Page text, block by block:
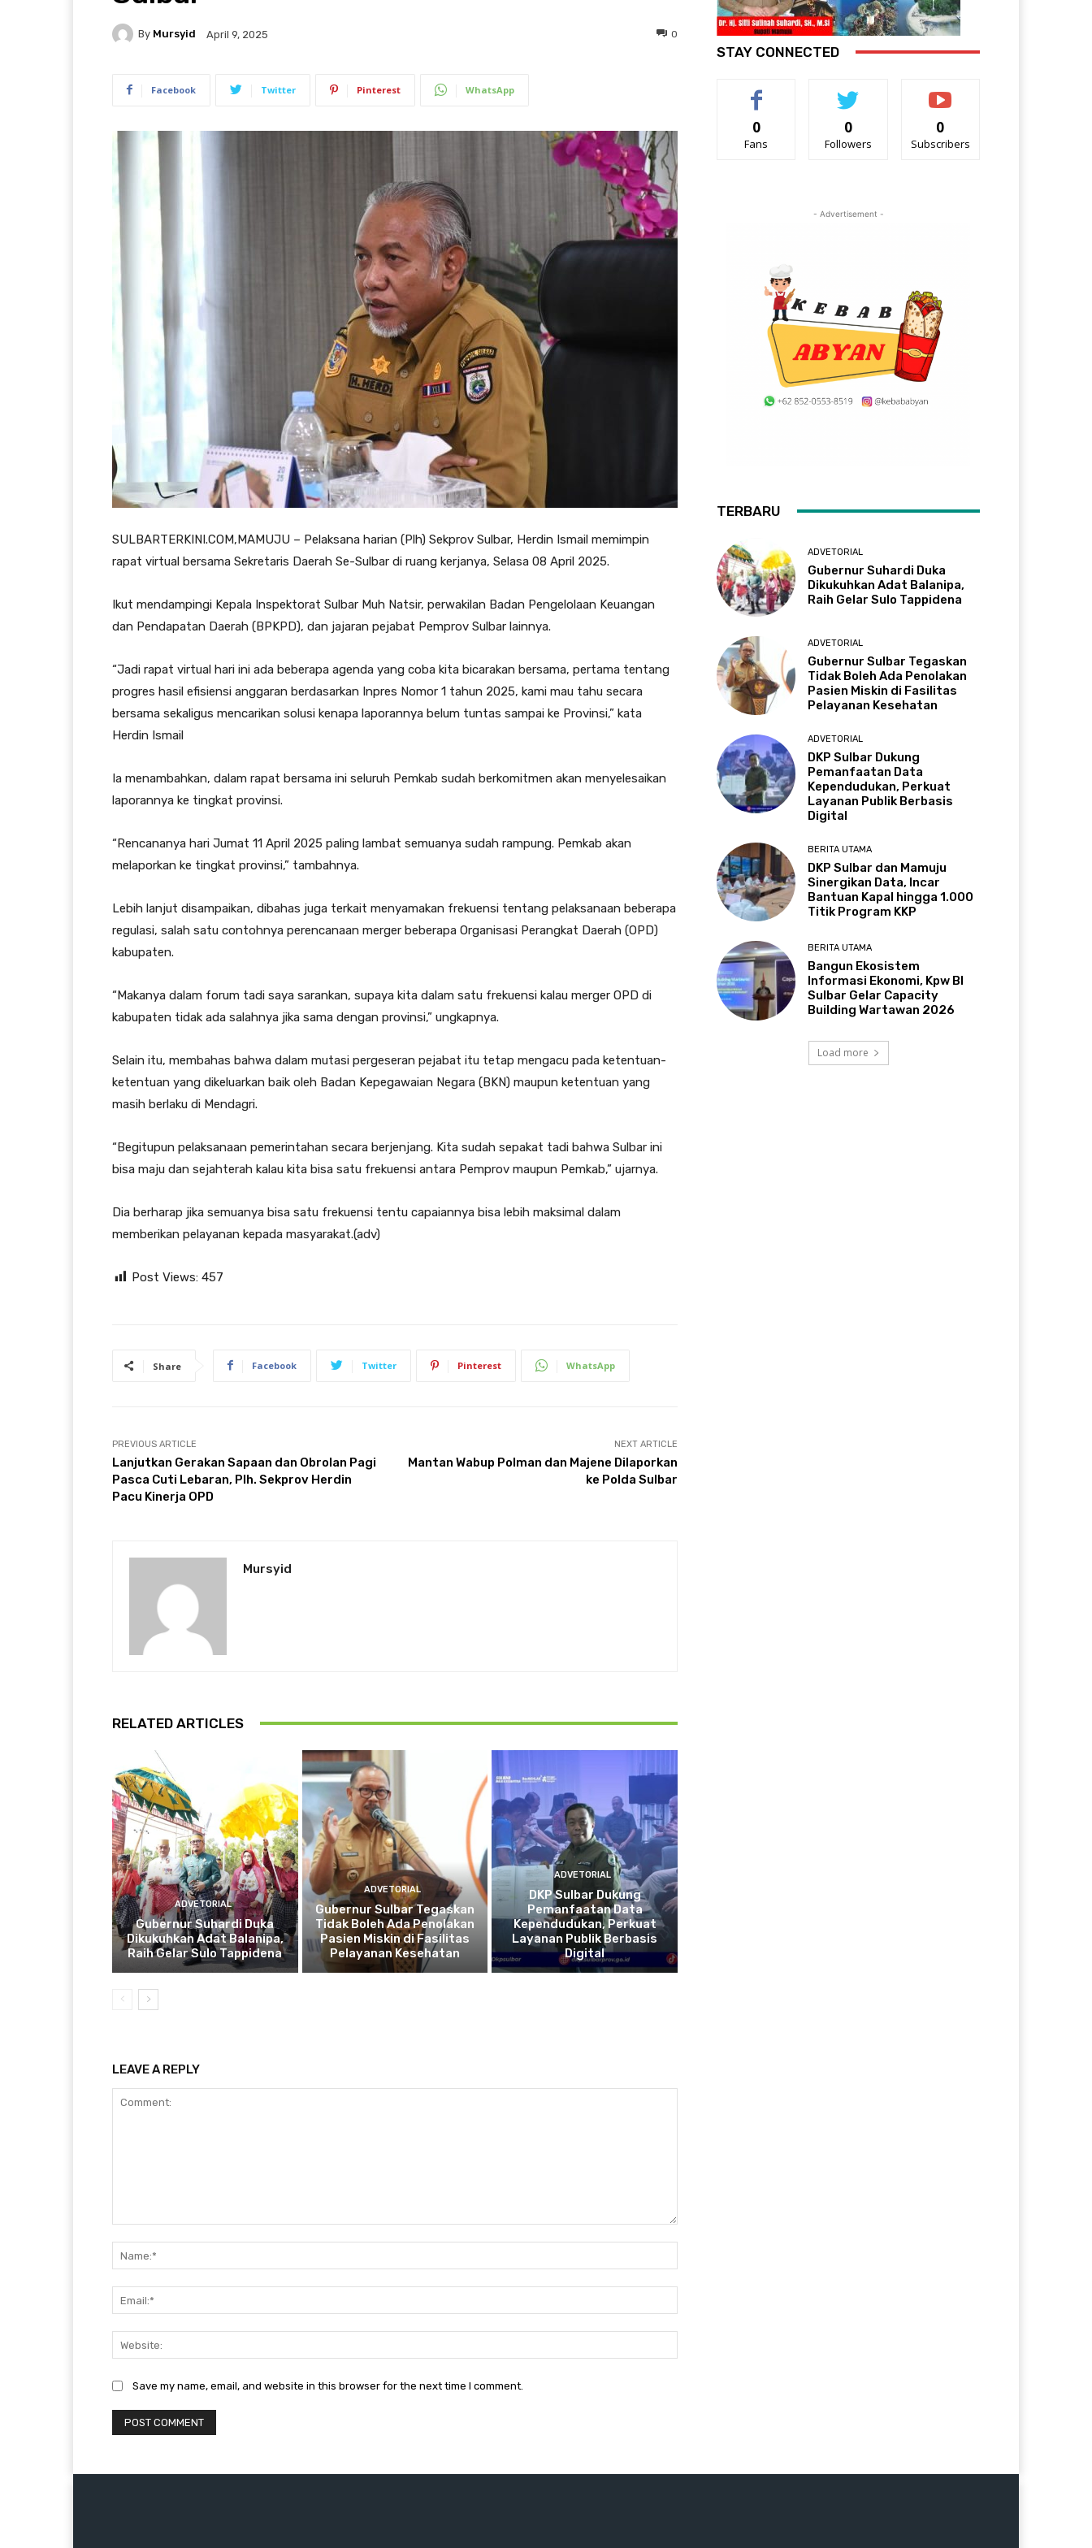
By Mursyid April 9, 2025 0
Facebook Twitter Pinterest WhatsApp
SULBARTERKINI.COM,MAMUJU – Pelaksana harian (Plh) Sekprov Sulbar, Herdin Ismail memimpin
rapat virtual bersama Sekretaris Daerah Se-Sulbar di ruang kerjanya, Selasa 08 April 2025.
Ikut mendampingi Kepala Inspektorat Sulbar Muh Natsir, perwakilan Badan Pengelolaan Keuangan
dan Pendapatan Daerah (BPKPD), dan jajaran pejabat Pemprov Sulbar lainnya.
“Jadi rapat virtual hari ini ada beberapa agenda yang coba kita bicarakan bersama, pertama tentang
progres hasil efisiensi anggaran berdasarkan Inpres Nomor 1 tahun 2025, kami mau tahu secara
bersama sekaligus mencarikan solusi kenapa laporannya belum tuntas sampai ke Provinsi,” kata
Herdin Ismail
Ia menambahkan, dalam rapat bersama ini seluruh Pemkab sudah berkomitmen akan menyelesaikan
laporannya ke tingkat provinsi.
“Rencananya hari Jumat 11 April 2025 paling lambat semuanya sudah rampung. Pemkab akan
melaporkan ke tingkat provinsi,” tambahnya.
Lebih lanjut disampaikan, dibahas juga terkait menyamakan frekuensi tentang pelaksanaan beberapa
regulasi, salah satu contohnya perencanaan merger beberapa Organisasi Perangkat Daerah (OPD)
kabupaten.
“Makanya dalam forum tadi saya sarankan, supaya kita dalam satu frekuensi kalau merger OPD di
kabupaten tidak ada salahnya jika sama dengan provinsi,” ungkapnya.
Selain itu, membahas bahwa dalam mutasi pergeseran pejabat itu tetap mengacu pada ketentuan-
ketentuan yang dikeluarkan baik oleh Badan Kepegawaian Negara (BKN) maupun ketentuan yang
masih berlaku di Mendagri.
“Begitupun pelaksanaan pemerintahan secara berjenjang. Kita sudah sepakat tadi bahwa Sulbar ini
bisa maju dan sejahterah kalau kita bisa satu frekuensi antara Pemprov maupun Pemkab,” ujarnya.
Dia berharap jika semuanya bisa satu frekuensi tentu capaiannya bisa lebih maksimal dalam
memberikan pelayanan kepada masyarakat.(adv)
Post Views: 457
Share Facebook Twitter Pinterest WhatsApp
PREVIOUS ARTICLE
Lanjutkan Gerakan Sapaan dan Obrolan Pagi
Pasca Cuti Lebaran, Plh. Sekprov Herdin
Pacu Kinerja OPD
NEXT ARTICLE
Mantan Wabup Polman dan Majene Dilaporkan
ke Polda Sulbar
Mursyid
RELATED ARTICLES
ADVETORIAL
Gubernur Suhardi Duka
Dikukuhkan Adat Balanipa,
Raih Gelar Sulo Tappidena
ADVETORIAL
Gubernur Sulbar Tegaskan
Tidak Boleh Ada Penolakan
Pasien Miskin di Fasilitas
Pelayanan Kesehatan
ADVETORIAL
DKP Sulbar Dukung
Pemanfaatan Data
Kependudukan, Perkuat
Layanan Publik Berbasis
Digital
LEAVE A REPLY
Save my name, email, and website in this browser for the next time I comment.
STAY CONNECTED
0
Fans
0
Followers
0
Subscribers
- Advertisement -
TERBARU
ADVETORIAL
Gubernur Suhardi Duka
Dikukuhkan Adat Balanipa,
Raih Gelar Sulo Tappidena
ADVETORIAL
Gubernur Sulbar Tegaskan
Tidak Boleh Ada Penolakan
Pasien Miskin di Fasilitas
Pelayanan Kesehatan
ADVETORIAL
DKP Sulbar Dukung
Pemanfaatan Data
Kependudukan, Perkuat
Layanan Publik Berbasis
Digital
BERITA UTAMA
DKP Sulbar dan Mamuju
Sinergikan Data, Incar
Bantuan Kapal hingga 1.000
Titik Program KKP
BERITA UTAMA
Bangun Ekosistem
Informasi Ekonomi, Kpw BI
Sulbar Gelar Capacity
Building Wartawan 2026
Load more